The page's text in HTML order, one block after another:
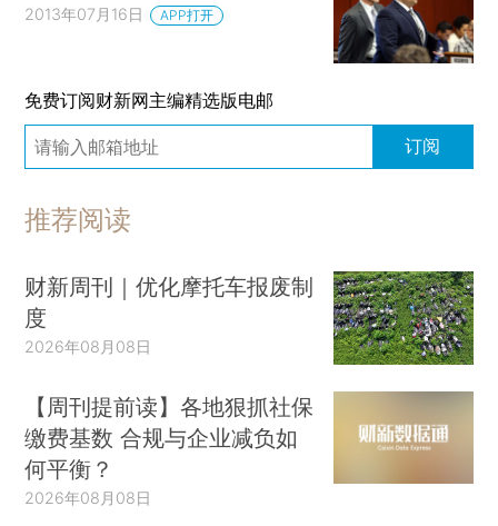
2013年07月16日 APP打开
免费订阅财新网主编精选版电邮
订阅
推荐阅读
财新周刊｜优化摩托车报废制
度
2026年08月08日
【周刊提前读】各地狠抓社保
缴费基数 合规与企业减负如
何平衡？
2026年08月08日